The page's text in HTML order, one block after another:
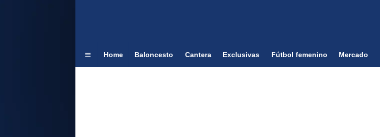
Home Baloncesto Cantera Exclusivas Fútbol femenino Mercado